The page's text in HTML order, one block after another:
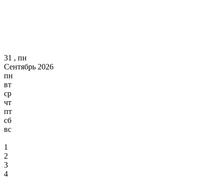
31 , пн
Сентябрь 2026
пн
вт
ср
чт
пт
сб
вс
1
2
3
4